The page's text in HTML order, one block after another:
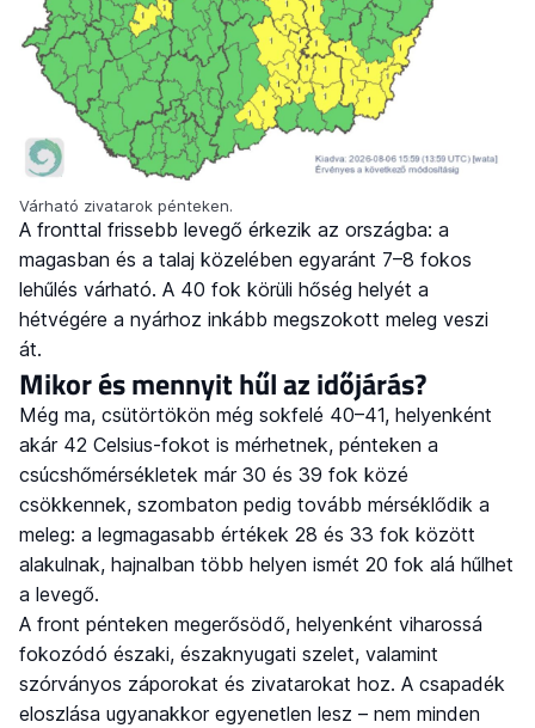
Várható zivatarok pénteken.
A fronttal frissebb levegő érkezik az országba: a
magasban és a talaj közelében egyaránt 7–8 fokos
lehűlés várható. A 40 fok körüli hőség helyét a
hétvégére a nyárhoz inkább megszokott meleg veszi
át.
Mikor és mennyit hűl az időjárás?
Még ma, csütörtökön még sokfelé 40–41, helyenként
akár 42 Celsius-fokot is mérhetnek, pénteken a
csúcshőmérsékletek már 30 és 39 fok közé
csökkennek, szombaton pedig tovább mérséklődik a
meleg: a legmagasabb értékek 28 és 33 fok között
alakulnak, hajnalban több helyen ismét 20 fok alá hűlhet
a levegő.
A front pénteken megerősödő, helyenként viharossá
fokozódó északi, északnyugati szelet, valamint
szórványos záporokat és zivatarokat hoz. A csapadék
eloszlása ugyanakkor egyenetlen lesz – nem minden